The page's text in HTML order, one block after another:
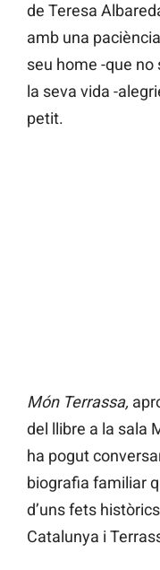
de Teresa
amb una
seu home -que no
la seva vida -
petit.
Món Terrassa,
del llibre a la sala
ha pogut
biografia familiar
d’uns fets
Catalunya i